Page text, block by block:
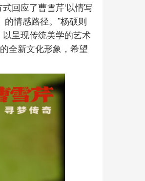
回应了曹雪芹‘以情写
情感路径。”杨硕则
呈现传统美学的艺术
全新文化形象，希望